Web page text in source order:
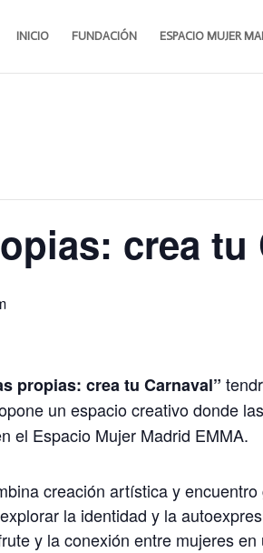
INICIO FUNDACIÓN ESPACIO MUJER
crea tu
propias: crea tu Carnaval”
un espacio creativo donde
el Espacio Mujer Madrid EMMA.
creación artística y
la identidad y la
y la conexión entre mujeres